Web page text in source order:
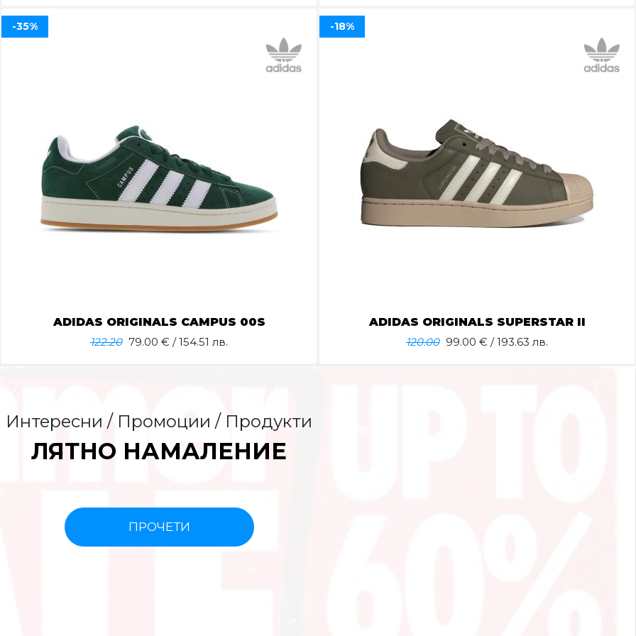
ADIDAS ORIGINALS CAMPUS 00S
122.20 79.00 € / 154.51 лв.
-35%
ADIDAS ORIGINALS SUPERSTAR II
120.00 99.00 € / 193.63 лв.
-18%
Интересни / Промоции / Продукти
ЛЯТНО НАМАЛЕНИЕ
ПРОЧЕТИ